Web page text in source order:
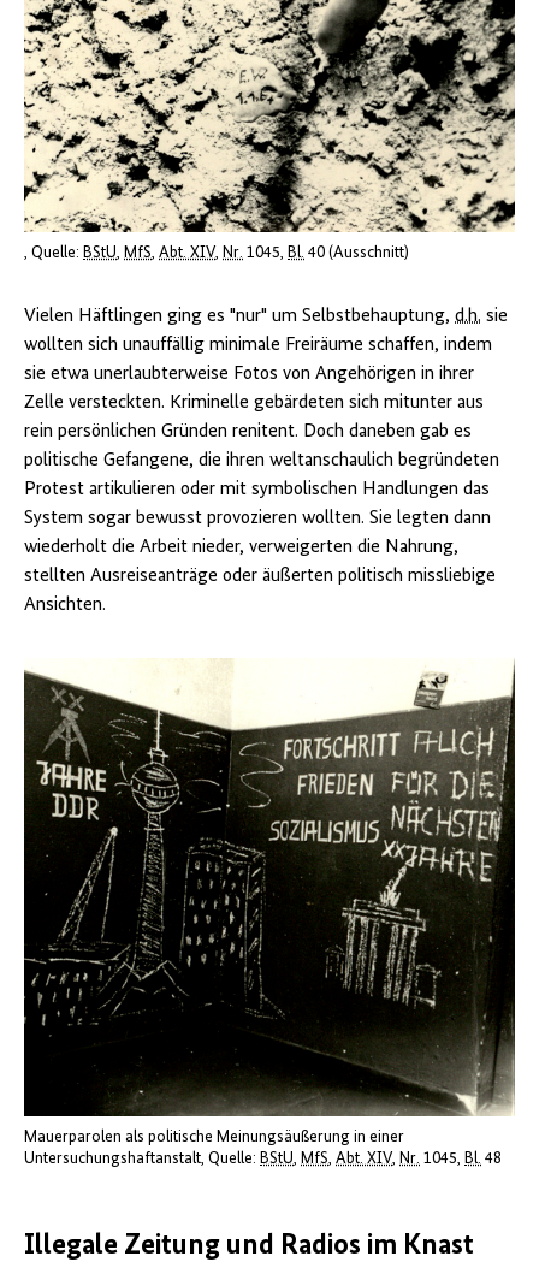
Quelle: BStU, MfS, Abt. XIV, Nr. 1045, Bl. 40 (Ausschnitt)
Vielen Häftlingen ging es "nur" um Selbstbehauptung, d.h. sie
wollten sich unauffällig minimale Freiräume schaffen, indem
sie etwa unerlaubterweise Fotos von Angehörigen in ihrer
Zelle versteckten. Kriminelle gebärdeten sich mitunter aus
rein persönlichen Gründen renitent. Doch daneben gab es
politische Gefangene, die ihren weltanschaulich begründeten
Protest artikulieren oder mit symbolischen Handlungen das
System sogar bewusst provozieren wollten. Sie legten dann
wiederholt die Arbeit nieder, verweigerten die Nahrung,
stellten Ausreiseanträge oder äußerten politisch missliebige
Ansichten.
Mauerparolen als politische Meinungsäußerung in einer
Untersuchungshaftanstalt Quelle: BStU, MfS, Abt. XIV, Nr. 1045, Bl. 48
Illegale Zeitung und Radios im Knast